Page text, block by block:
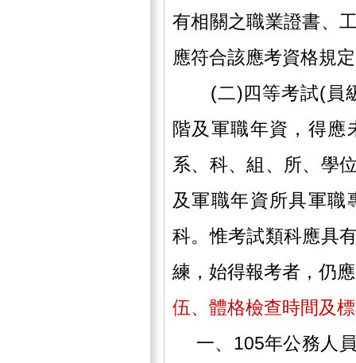
有相關之職業證書、
應符合該應考資格規
(二)四等考試(員級
階及軍職年資，得應
系、科、組、所、學
及軍職年資所具軍職
科。惟考試類科應具
練，始得報考者，仍
伍、體格檢查時間及
一、105年公務人